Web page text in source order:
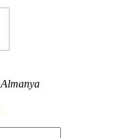
Almanya